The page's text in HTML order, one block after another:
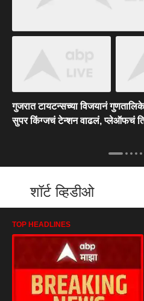
गुजरात टायटन्सच्या विजयानं
सुपर किंग्जचं टेन्शन वाढलं, प्लेऑफचं
शॉर्ट व्हिडीओ
TOP HEADLINES